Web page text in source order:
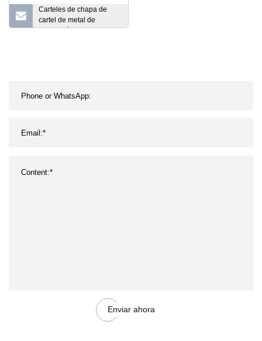
Carteles de chapa de
cartel de metal de
fabricación retro vintage
Enviar ahora